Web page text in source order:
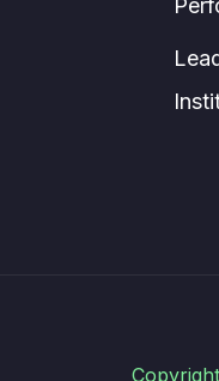
Copyright